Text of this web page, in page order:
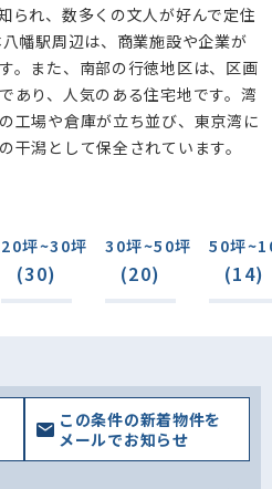
尾(0)
大町(0)
南大野(2)
大野町(1)
中山(2)
高石神(0)
下貝塚(0)
宮久保(1)
北国分(0) 堀之内(1)
られ、数多くの文人が好んで定住
幡駅周辺は、商業施設や企業が
。また、南部の行徳地区は、区画
あり、人気のある住宅地です。湾
工場や倉庫が立ち並び、東京湾に
干潟として保全されています。
20坪~30坪
(30)
30坪~50坪
(20)
50坪
(14)
この条件の新着物件を
メールでお知らせ